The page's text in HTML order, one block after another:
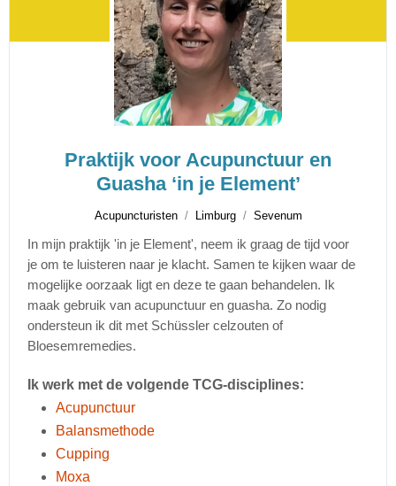
Praktijk voor Acupunctuur en
Guasha ‘in je Element’
Acupuncturisten Limburg Sevenum
In mijn praktijk 'in je Element', neem ik graag de tijd voor
je om te luisteren naar je klacht. Samen te kijken waar de
mogelijke oorzaak ligt en deze te gaan behandelen. Ik
maak gebruik van acupunctuur en guasha. Zo nodig
ondersteun ik dit met Schüssler celzouten of
Bloesemremedies.
Ik werk met de volgende TCG-disciplines:
Acupunctuur
Balansmethode
Cupping
Moxa